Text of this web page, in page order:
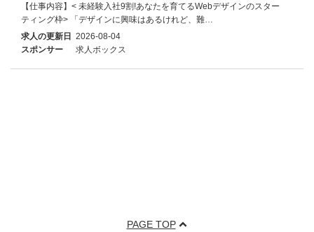
【仕事内容】< 未経験入社9割!あなたを育てるWebデザインのスター
ティング枠> 「デザインに興味はあるけれど、難…
求人の更新日 2026-08-04
スポンサー
求人ボックス
PAGE TOP